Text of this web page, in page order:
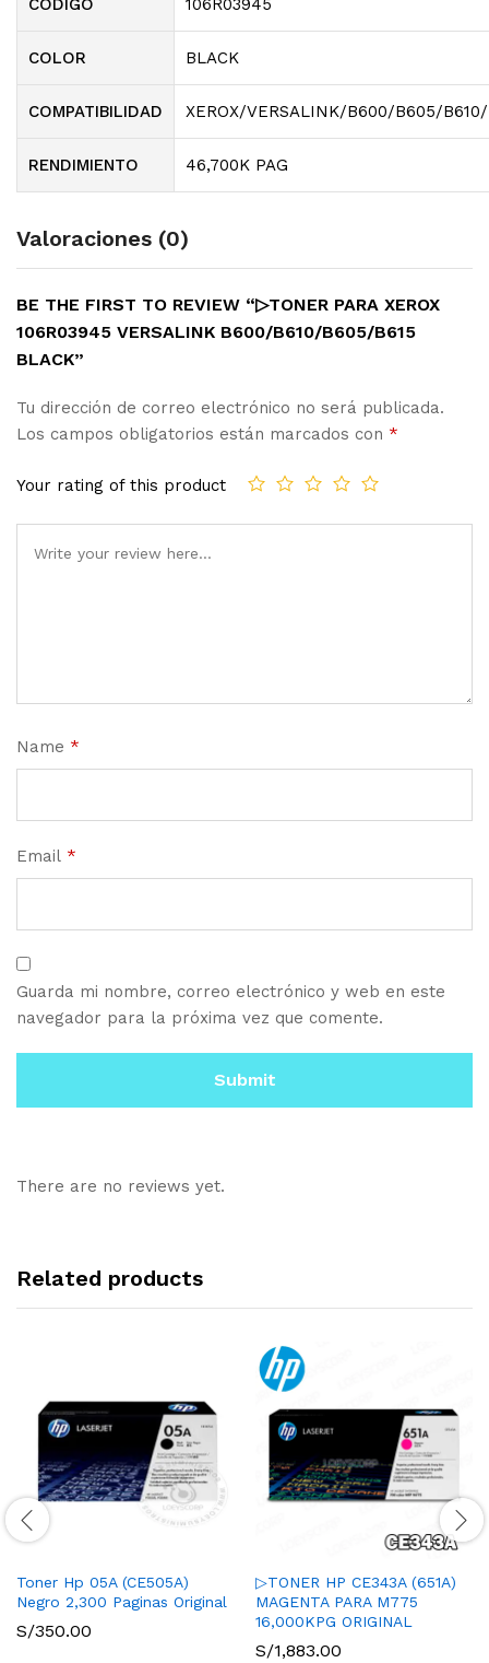
COLOR BLACK
COMPATIBILIDAD XEROX/VERSALINK/B600/B605/
RENDIMIENTO 46,700K PAG
Valoraciones (0)
BE THE FIRST TO REVIEW “▷TONER PARA XEROX
106R03945 VERSALINK B600/B610/B605/B615
BLACK”
Tu dirección de correo electrónico no será publicada.
Los campos obligatorios están marcados con *
Your rating of this product
Name *
Email *
Guarda mi nombre, correo electrónico y web en este
navegador para la próxima vez que comente.
There are no reviews yet.
Related products
Toner Hp 05A (CE505A)
Negro 2,300 Paginas Original
S/350.00
▷TONER HP CE343A (651A)
MAGENTA PARA M775
16,000KPG ORIGINAL
S/1,883.00